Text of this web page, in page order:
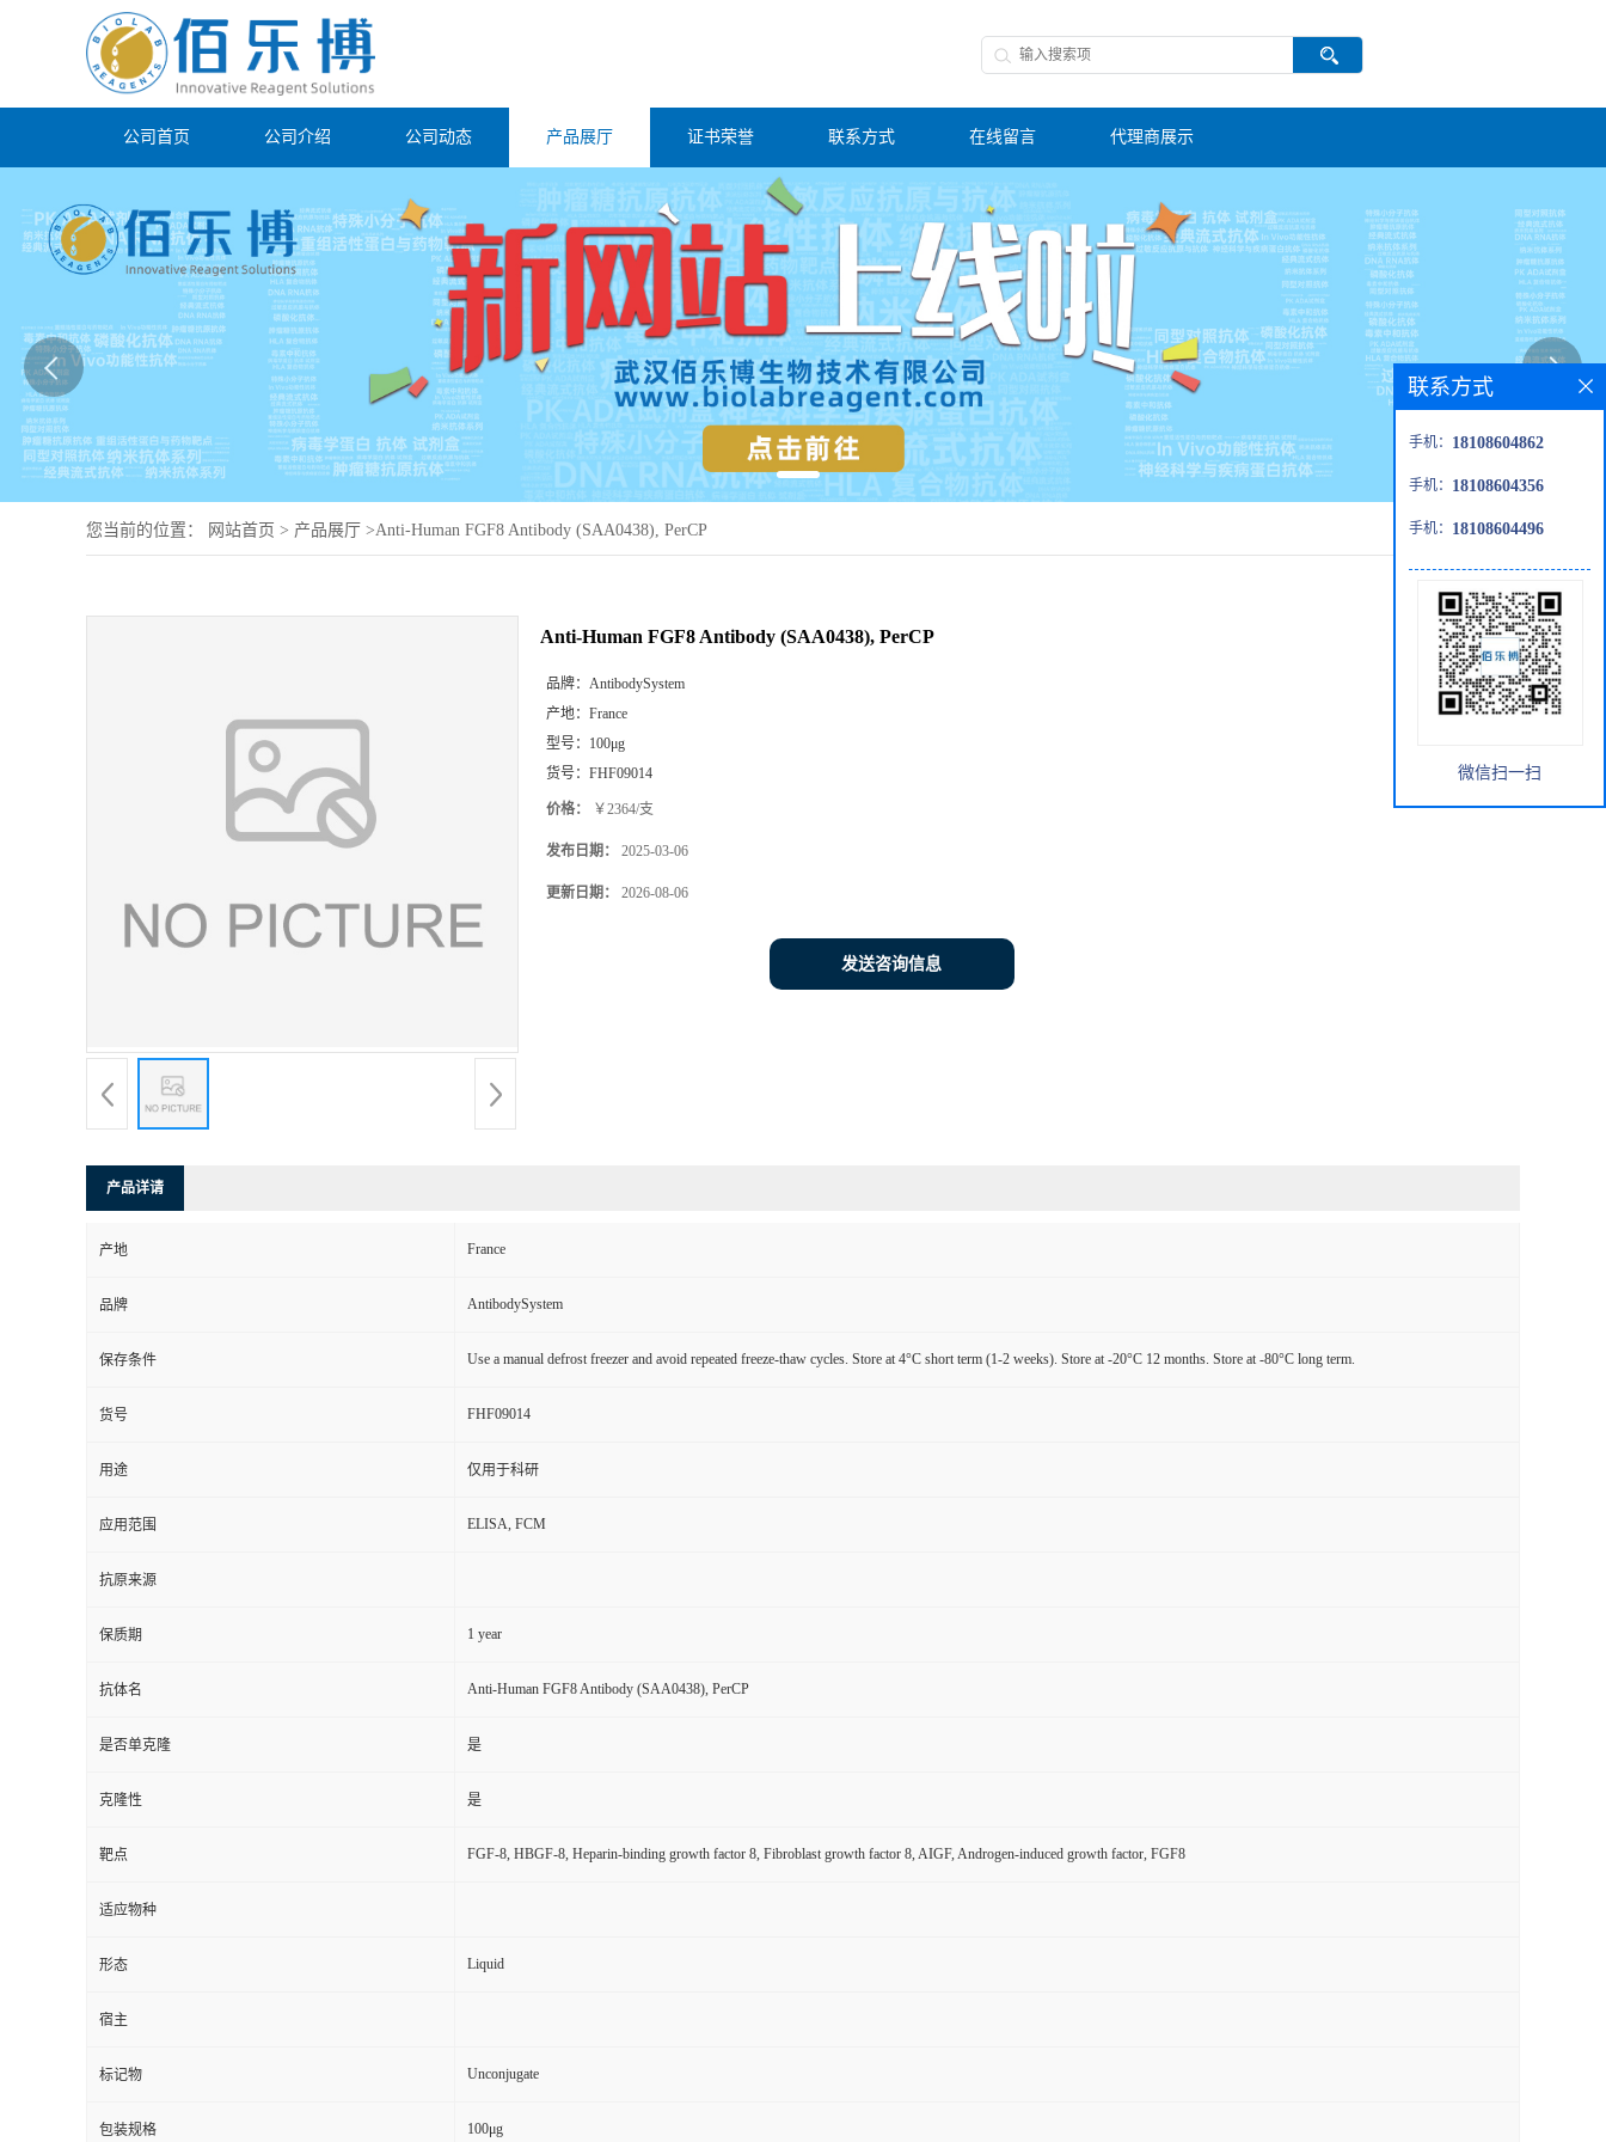
公司首页 公司介绍 公司动态 产品展厅 证书荣誉 联系方式 在线留言 代理商展示
您当前的位置： 网站首页 > 产品展厅 >Anti-Human FGF8 Antibody (SAA0438), PerCP
Anti-Human FGF8 Antibody (SAA0438), PerCP
品牌： AntibodySystem
产地： France
型号： 100μg
货号： FHF09014
价格： ￥2364/支
发布日期： 2025-03-06
更新日期： 2026-08-06
发送咨询信息
产品详请
产地 France
品牌 AntibodySystem
保存条件 Use a manual defrost freezer and avoid repeated freeze-thaw cycles. Store at 4°C short term (1-2 weeks). Store at -20°C 12 months. Store at -80°C long term.
货号 FHF09014
用途 仅用于科研
应用范围 ELISA, FCM
抗原来源
保质期 1 year
抗体名 Anti-Human FGF8 Antibody (SAA0438), PerCP
是否单克隆 是
克隆性 是
靶点 FGF-8, HBGF-8, Heparin-binding growth factor 8, Fibroblast growth factor 8, AIGF, Androgen-induced growth factor, FGF8
适应物种
形态 Liquid
宿主
标记物 Unconjugate
包装规格 100μg
联系方式
手机： 18108604862
手机： 18108604356
手机： 18108604496
微信扫一扫